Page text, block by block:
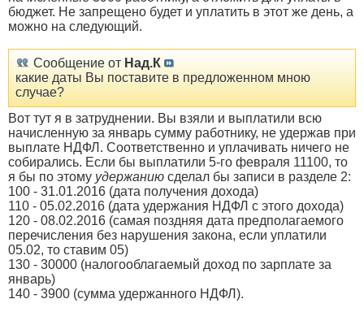
бюджет. Не запрещено будет и уплатить в этот же день, а
можно на следующий.
Сообщение от Над.К
какие даты Вы поставите в предложенном мною
случае?
Вот тут я в затруднении. Вы взяли и выплатили всю
начисленную за январь сумму работнику, не удержав при
выплате НДФЛ. Соответственно и уплачивать ничего не
собирались. Если бы выплатили 5-го февраля 11100, то
я бы по этому удержанию сделал бы записи в разделе 2:
100 - 31.01.2016 (дата получения дохода)
110 - 05.02.2016 (дата удержания НДФЛ с этого дохода)
120 - 08.02.2016 (самая поздняя дата предполагаемого
перечисления без нарушения закона, если уплатили
05.02, то ставим 05)
130 - 30000 (налогооблагаемый доход по зарплате за
январь)
140 - 3900 (сумма удержанного НДФЛ).